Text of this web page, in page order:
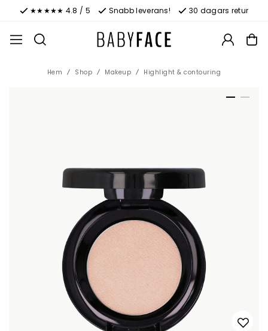
★★★★★ 4.8 / 5 Snabb leverans! 30 dagars retur
Hem Shop Makeup Highlight & contouring